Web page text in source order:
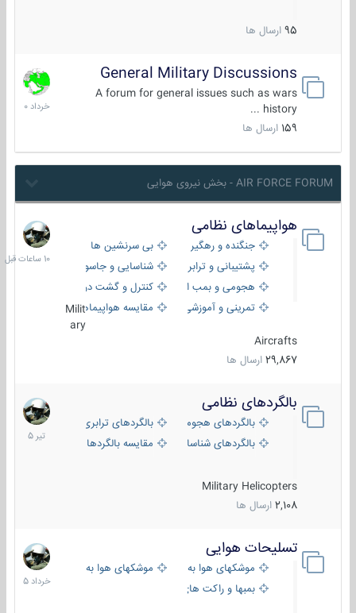
95 ارسال ها
General Military Discussions
A forum for general issues such as wars
history ...
159 ارسال ها
10
خرداد
1400
AIR FORCE FORUM - بخش نیروی هوایی
هواپیماهای نظامی
جنگنده و رهگیر
بی سرنشین ها
پشتیبانی و ترابری
شناسایی و جاسوسی
هجومی و بمب افکن
کنترل و گشت دریایی
تمرینی و آموزشی
مقایسه هواپیماهاMilit
ary
Aircrafts
29,867 ارسال ها
10
ساعات
قبل
بالگردهای نظامی
بالگردهای هجومی
بالگردهای ترابری
بالگردهای شناسایی
مقایسه بالگردها
Military Helicopters
2,108 ارسال ها
22
تیر
1405
تسلیحات هوایی
موشکهای هوا به هوا
موشکهای هوا به سطح
بمبها و راکت های هوایی
30
خرداد
1405